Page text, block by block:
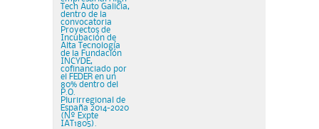
Tech Auto Galicia,
dentro de la
convocatoria
Proyectos de
Incubación de
Alta Tecnología
de la Fundación
INCYDE,
cofinanciado por
el FEDER en un
80% dentro del
P.O.
Plurirregional de
España 2014-2020
(Nº Expte
IAT1805).